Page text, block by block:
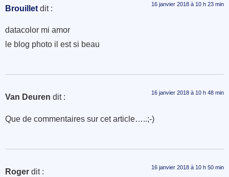
Brouillet dit : 16 janvier 2018 à 10 h 23 min
datacolor mi amor
le blog photo il est si beau
Van Deuren dit : 16 janvier 2018 à 10 h 48 min
Que de commentaires sur cet article…..;-)
Roger dit : 16 janvier 2018 à 10 h 50 min